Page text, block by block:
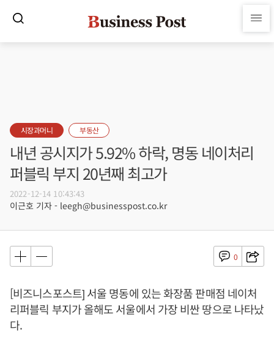
시장과머니 부동산
내년 공시지가 5.92% 하락, 명동 네이처리
퍼블릭 부지 20년째 최고가
2022-12-14 10:43:43
이근호 기자 - leegh@businesspost.co.kr
0
[비즈니스포스트] 서울 명동에 있는 화장품 판매점 네이처
리퍼블릭 부지가 올해도 서울에서 가장 비싼 땅으로 나타났
다.